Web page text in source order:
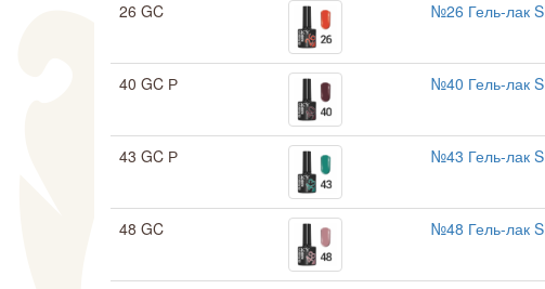
26 GC №26 Гель-лак
40 GC Р №40 Гель-лак
43 GC Р №43 Гель-лак
48 GC №48 Гель-лак